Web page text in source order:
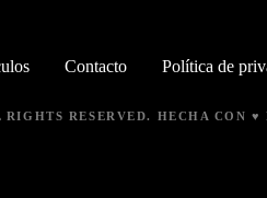
Contacto Política de
RIGHTS RESERVED. HECHA CON ♥